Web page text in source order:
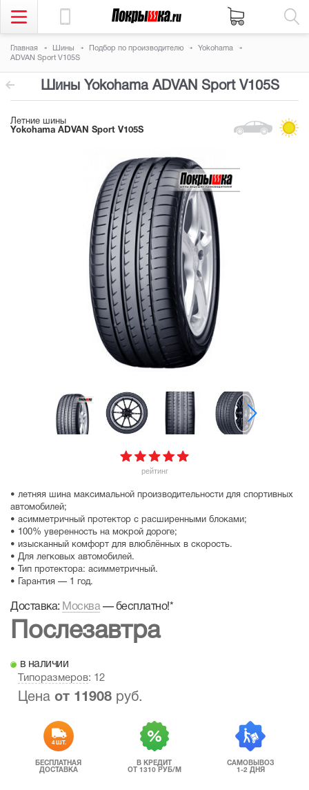
Главная Шины Подбор по производителю
Yokohama
ADVAN Sport V105S
Шины Yokohama ADVAN Sport V105S
Летние шины
Yokohama ADVAN Sport V105S
рейтинг
• летняя шина максимальной производительности для спортивных
автомобилей;
• асимметричный протектор с расширенными блоками;
• 100% уверенность на мокрой дороге;
• изысканный комфорт для влюблённых в скорость.
• Для легковых автомобилей.
• Тип протектора: асимметричный.
• Гарантия — 1 год.
Доставка: Москва— бесплатно!*
Послезавтра
в наличии
Типоразмеров: 12
Цена от 11908 руб.
4 ШТ.
БЕСПЛАТНАЯ
ДОСТАВКА
В КРЕДИТ
ОТ 1310 РУБ/М
САМОВЫВОЗ
1-2 ДНЯ